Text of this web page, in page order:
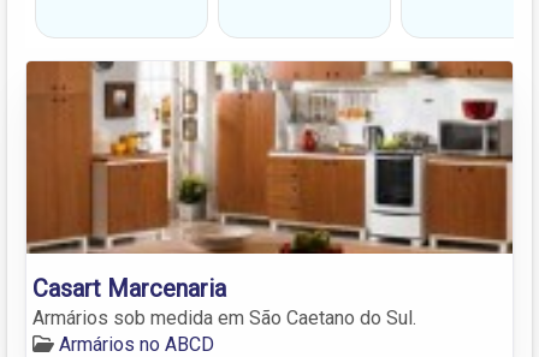
Casart Marcenaria
Armários sob medida em São Caetano do Sul.
Armários no ABCD